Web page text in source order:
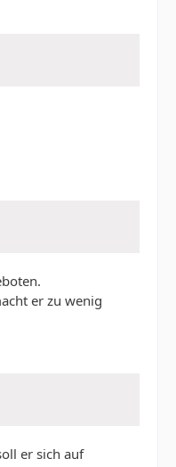
er zu wenig
er sich auf